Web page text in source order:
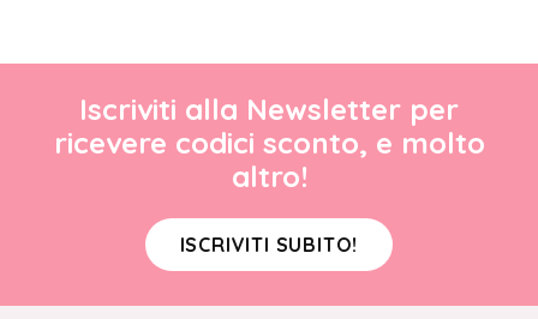
Iscriviti alla Newsletter per
ricevere codici sconto, e molto
altro!
ISCRIVITI SUBITO!